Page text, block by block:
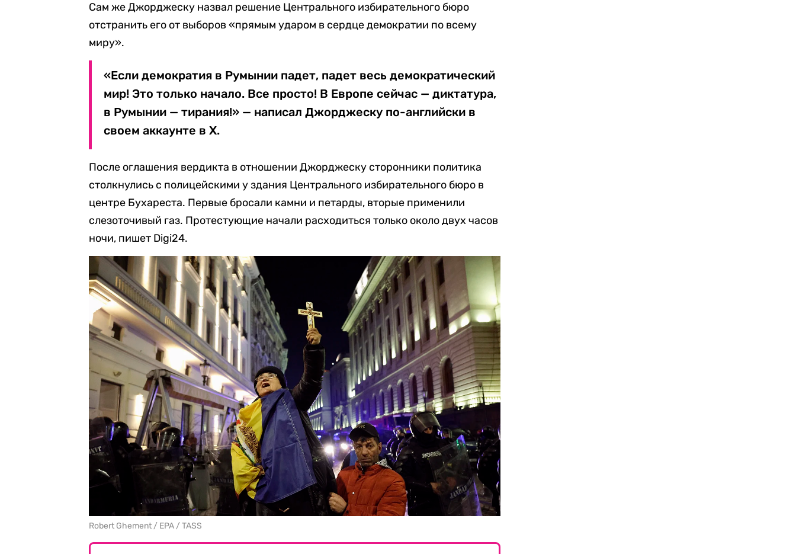
Сам же Джорджеску назвал решение Центрального избирательного бюро
отстранить его от выборов «прямым ударом в сердце демократии по всему
миру».
«Если демократия в Румынии падет, падет весь демократический
мир! Это только начало. Все просто! В Европе сейчас — диктатура,
в Румынии — тирания!» — написал Джорджеску по-английски в
своем аккаунте в X.
После оглашения вердикта в отношении Джорджеску сторонники политика
столкнулись с полицейскими у здания Центрального избирательного бюро в
центре Бухареста. Первые бросали камни и петарды, вторые применили
слезоточивый газ. Протестующие начали расходиться только около двух часов
ночи, пишет Digi24.
Robert Ghement / EPA / TASS